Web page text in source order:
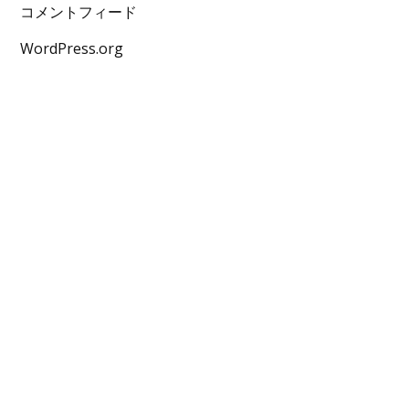
コメントフィード
WordPress.org